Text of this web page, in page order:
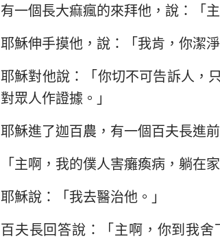
申命記 約書亞記
士師記 路得記
撒母耳記上 撒母耳記下
列王紀上
歷代志上 歷代志下
以斯拉記 尼希米記
以斯帖記 約伯記
有一個長大痲瘋的來拜他，說：「
耶穌伸手摸他，說：「我肯，你潔
耶穌對他說：「你切不可告訴人，
對眾人作證據。」
耶穌進了迦百農，有一個百夫長進
「主啊，我的僕人害癱瘓病，躺在
耶穌說：「我去醫治他。」
百夫長回答說：「主啊，你到我